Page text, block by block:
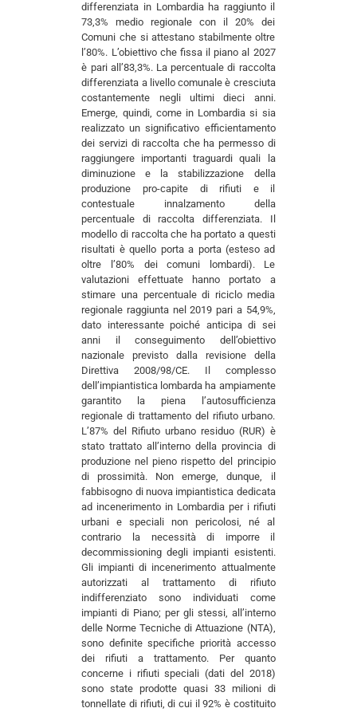
differenziata in Lombardia ha raggiunto il
73,3% medio regionale con il 20% dei
Comuni che si attestano stabilmente oltre
l’80%. L’obiettivo che fissa il piano al 2027
è pari all’83,3%. La percentuale di raccolta
differenziata a livello comunale è cresciuta
costantemente negli ultimi dieci anni.
Emerge, quindi, come in Lombardia si sia
realizzato un significativo efficientamento
dei servizi di raccolta che ha permesso di
raggiungere importanti traguardi quali la
diminuzione e la stabilizzazione della
produzione pro-capite di rifiuti e il
contestuale innalzamento della
percentuale di raccolta differenziata. Il
modello di raccolta che ha portato a questi
risultati è quello porta a porta (esteso ad
oltre l’80% dei comuni lombardi). Le
valutazioni effettuate hanno portato a
stimare una percentuale di riciclo media
regionale raggiunta nel 2019 pari a 54,9%,
dato interessante poiché anticipa di sei
anni il conseguimento dell’obiettivo
nazionale previsto dalla revisione della
Direttiva 2008/98/CE. Il complesso
dell’impiantistica lombarda ha ampiamente
garantito la piena l’autosufficienza
regionale di trattamento del rifiuto urbano.
L’87% del Rifiuto urbano residuo (RUR) è
stato trattato all’interno della provincia di
produzione nel pieno rispetto del principio
di prossimità. Non emerge, dunque, il
fabbisogno di nuova impiantistica dedicata
ad incenerimento in Lombardia per i rifiuti
urbani e speciali non pericolosi, né al
contrario la necessità di imporre il
decommissioning degli impianti esistenti.
Gli impianti di incenerimento attualmente
autorizzati al trattamento di rifiuto
indifferenziato sono individuati come
impianti di Piano; per gli stessi, all’interno
delle Norme Tecniche di Attuazione (NTA),
sono definite specifiche priorità accesso
dei rifiuti a trattamento. Per quanto
concerne i rifiuti speciali (dati del 2018)
sono state prodotte quasi 33 milioni di
tonnellate di rifiuti, di cui il 92% è costituito